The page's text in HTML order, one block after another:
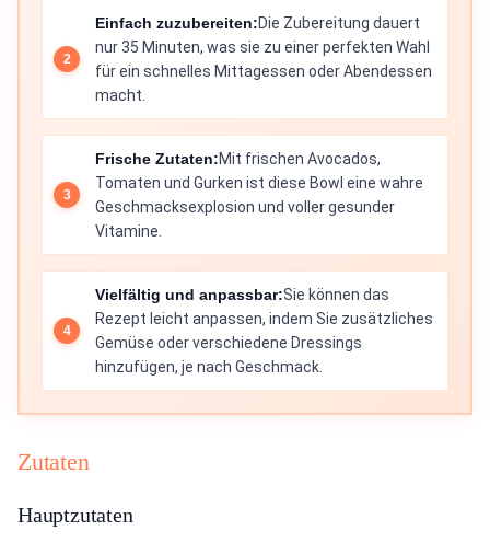
Einfach zuzubereiten:Die Zubereitung dauert
nur 35 Minuten, was sie zu einer perfekten Wahl
für ein schnelles Mittagessen oder Abendessen
macht.
Frische Zutaten:Mit frischen Avocados,
Tomaten und Gurken ist diese Bowl eine wahre
Geschmacksexplosion und voller gesunder
Vitamine.
Vielfältig und anpassbar:Sie können das
Rezept leicht anpassen, indem Sie zusätzliches
Gemüse oder verschiedene Dressings
hinzufügen, je nach Geschmack.
Zutaten
Hauptzutaten